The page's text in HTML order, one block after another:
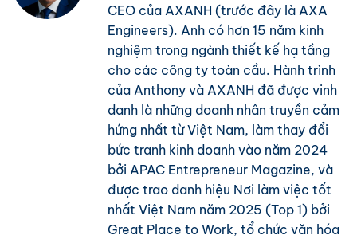
CEO của AXANH (trước đây là AXA
Engineers). Anh có hơn 15 năm kinh
nghiệm trong ngành thiết kế hạ tầng
cho các công ty toàn cầu. Hành trình
của Anthony và AXANH đã được vinh
danh là những doanh nhân truyền cảm
hứng nhất từ Việt Nam, làm thay đổi
bức tranh kinh doanh vào năm 2024
bởi APAC Entrepreneur Magazine, và
được trao danh hiệu Nơi làm việc tốt
nhất Việt Nam năm 2025 (Top 1) bởi
Great Place to Work, tổ chức văn hóa